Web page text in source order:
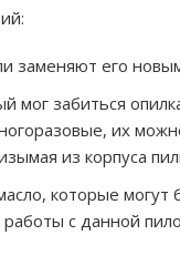
заменяют его
забиться
их
из корпуса
которые могут
с данной